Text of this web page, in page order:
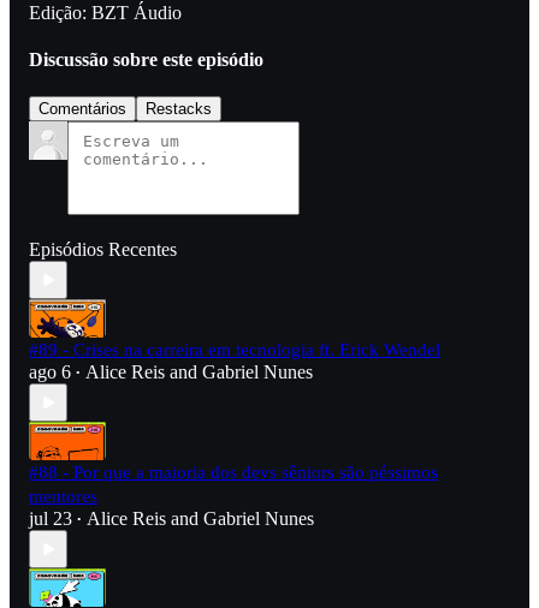
Edição: BZT Áudio
Discussão sobre este episódio
Comentários Restacks
Episódios Recentes
#89 - Crises na carreira em tecnologia ft. Erick Wendel
ago 6 • Alice Reis and Gabriel Nunes
#88 - Por que a maioria dos devs sêniors são péssimos
mentores
jul 23 • Alice Reis and Gabriel Nunes